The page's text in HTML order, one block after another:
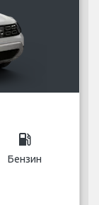
local_gas_station
Бензин